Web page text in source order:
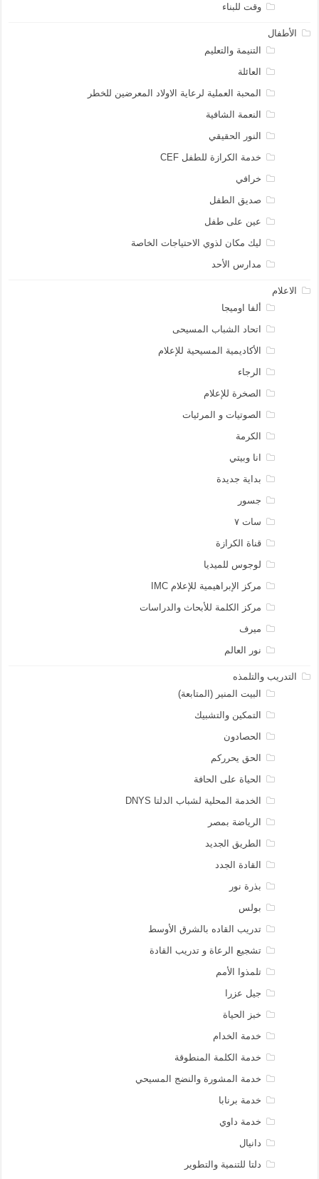
وقت للبناء
الأطفال
التنيمة والتعليم
العائلة
المحبة العملية لرعاية الاولاد المعرضين للخطر
النعمة الشافية
النور الحقيقي
خدمة الكرازة للطفل CEF
خرافي
صديق الطفل
عين على طفل
ليك مكان لذوي الاحتياجات الخاصة
مدارس الأحد
الاعلام
ألفا اوميجا
اتحاد الشباب المسيحى
الأكاديمية المسيحية للإعلام
الرجاء
الصخرة للإعلام
الصوتيات و المرئيات
الكرمة
انا وبيتي
بداية جديدة
جسور
سات ٧
قناة الكرازة
لوجوس للميديا
مركز الإبراهيمية للإعلام IMC
مركز الكلمة للأبحاث والدراسات
ميرف
نور العالم
التدريب والتلمذه
البيت المنير (المتابعة)
التمكين والتشبيك
الحصادون
الحق يحرركم
الحياة على الحافة
الخدمة المحلية لشباب الدلتا DNYS
الرياضة بمصر
الطريق الجديد
القادة الجدد
بذرة نور
بولس
تدريب القاده بالشرق الأوسط
تشجيع الرعاة و تدريب القادة
تلمذوا الأمم
جيل عزرا
خبز الحياة
خدمة الخدام
خدمة الكلمة المنطوقة
خدمة المشورة والنضج المسيحي
خدمة برنابا
خدمة داوي
دانيال
دلتا للتنمية والتطوير